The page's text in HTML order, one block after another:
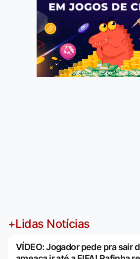
Jogue com
+Lidas Notícias
VÍDEO: Jogador pede pra sair